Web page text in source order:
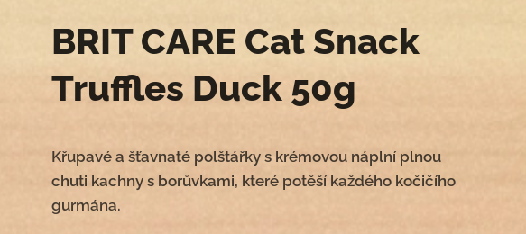
BRIT CARE Cat Snack
Truffles Duck 50g
Křupavé a šťavnaté polštářky s krémovou náplní plnou
chuti kachny s borůvkami, které potěší každého kočičího
gurmána.